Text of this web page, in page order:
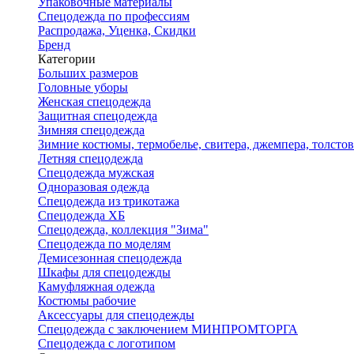
Спецодежда по профессиям
Распродажа, Уценка, Скидки
Бренд
Категории
Больших размеров
Головные уборы
Женская спецодежда
Защитная спецодежда
Зимняя спецодежда
Зимние костюмы, термобелье, свитера, джемпера,
Летняя спецодежда
Спецодежда мужская
Одноразовая одежда
Спецодежда из трикотажа
Спецодежда ХБ
Спецодежда, коллекция "Зима"
Спецодежда по моделям
Демисезонная спецодежда
Шкафы для спецодежды
Камуфляжная одежда
Костюмы рабочие
Аксессуары для спецодежды
Спецодежда с заключением МИНПРОМТОРГА
Спецодежда с логотипом